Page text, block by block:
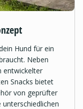
Hund für ein
Neben
entwickelter
Snacks bietet
von geprüfter